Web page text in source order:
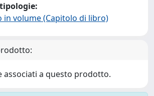
in volume (Capitolo di libro)
associati a questo prodotto.